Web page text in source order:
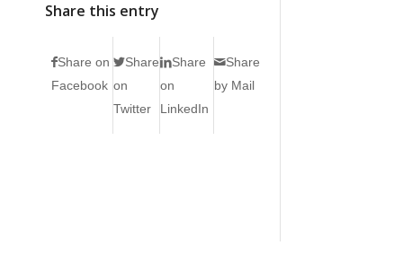
Share this entry
Share on
Facebook
Share
on
Twitter
Share
on
LinkedIn
Share
by Mail